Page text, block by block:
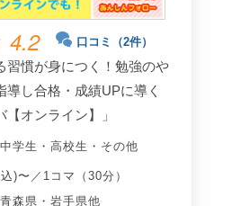
4.2 口コミ（2件）
習慣が身につく！勉強のや
導し合格・成績UPに導く
【オンライン】」
中学生 ・ 高校生 ・ その他
)〜／1コマ（30分）
青森県 ・ 岩手県他